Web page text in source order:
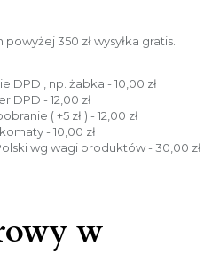
350 zł wysyłka gratis.
DPD , np. żabka - 10,00 zł
DPD - 12,00 zł
( +5 zł ) - 12,00 zł
- 10,00 zł
wg wagi produktów - 30,00 zł
w